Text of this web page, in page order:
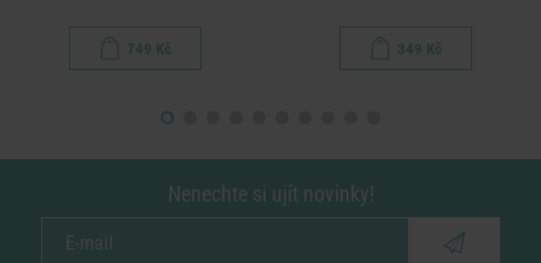
749 Kč 349 Kč
Nenechte si ujít novinky!